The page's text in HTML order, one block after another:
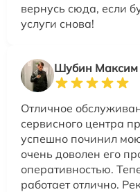
вернусь сюда, если
услуги снова!
Шубин Максим
Отличное
сервисного центра
успешно починил
очень доволен его
оперативностью.
работает отлично.